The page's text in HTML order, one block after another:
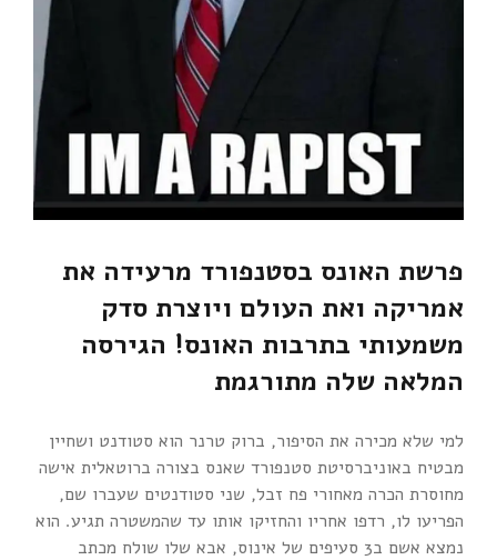
פרשת האונס בסטנפורד מרעידה את
אמריקה ואת העולם ויוצרת סדק
משמעותי בתרבות האונס! הגירסה
המלאה שלה מתורגמת
למי שלא מכירה את הסיפור, ברוק טרנר הוא סטודנט ושחיין
מבטיח באוניברסיטת סטנפורד שאנס בצורה ברוטאלית אישה
מחוסרת הכרה מאחורי פח זבל, שני סטודנטים שעברו שם,
הפריעו לו, רדפו אחריו והחזיקו אותו עד שהמשטרה תגיע. הוא
נמצא אשם ב3 סעיפים של אינוס, אבא שלו שולח מכתב